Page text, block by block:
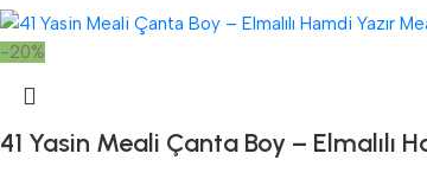
-20%
41 Yasin Meali Çanta Boy – Elmalılı